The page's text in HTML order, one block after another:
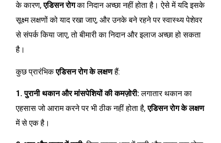
के कारण,एडिसन रोगका निदान अच्छा नहीं होता है। ऐसे में यदि इसके
सूक्ष्म लक्षणों को याद रखा जाए, और उनके बने रहने पर स्वास्थ्य पेशेवर
से संपर्क किया जाए, तो बीमारी का निदान और इलाज अच्छा हो सकता
है।
कुछ प्रारंभिकएडिसन रोग के लक्षणहैं:
1. पुरानी थकान और मांसपेशियों की कमज़ोरी:लगातार थकान का
एहसास जो आराम करने पर भी ठीक नहीं होता है,एडिसन रोग के लक्षण
में से एक है।